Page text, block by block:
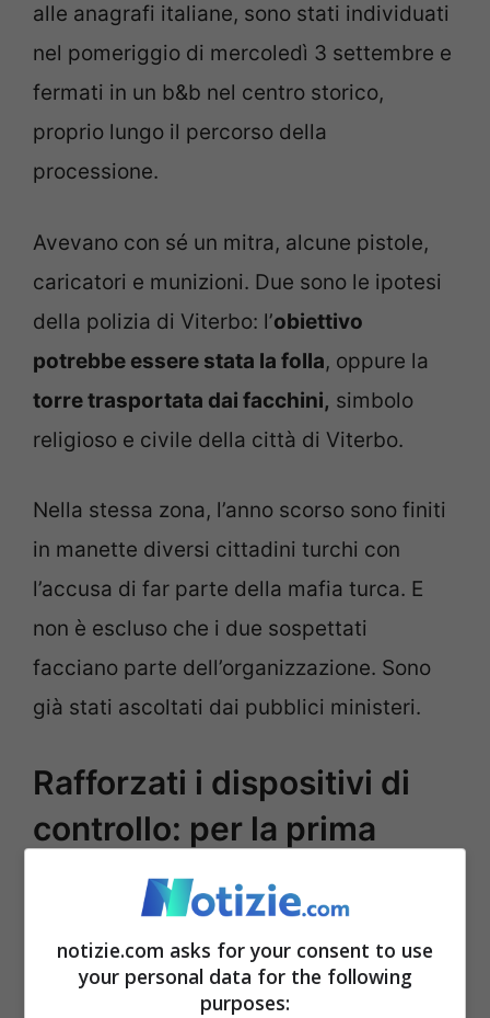
alle anagrafi italiane, sono stati individuati
nel pomeriggio di mercoledì 3 settembre e
fermati in un b&b nel centro storico,
proprio lungo il percorso della
processione.
Avevano con sé un mitra, alcune pistole,
caricatori e munizioni. Due sono le ipotesi
della polizia di Viterbo: l’obiettivo
potrebbe essere stata la folla, oppure la
torre trasportata dai facchini, simbolo
religioso e civile della città di Viterbo.
Nella stessa zona, l’anno scorso sono finiti
in manette diversi cittadini turchi con
l’accusa di far parte della mafia turca. E
non è escluso che i due sospettati
facciano parte dell’organizzazione. Sono
già stati ascoltati dai pubblici ministeri.
Rafforzati i dispositivi di
controllo: per la prima
volta nella storia, la
processione con le luci
accese
notizie.com asks for your consent to use
your personal data for the following
purposes: